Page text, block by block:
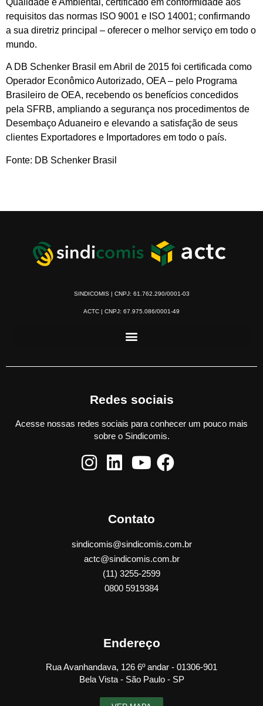
Qualidade e Ambiental, certificado em conformidade aos
requisitos das normas ISO 9001 e ISO 14001; confirmando
a sua diretriz principal – oferecer o melhor serviço em todo o
mundo.
A DB Schenker Brasil em Abril de 2015 foi certificada como
Operador Econômico Autorizado, OEA – pelo Programa
Brasileiro de OEA, recebendo os benefícios concedidos
pela SFRB, ampliando a segurança nos procedimentos de
Desembaço Aduaneiro e elevando a satisfação de seus
clientes Exportadores e Importadores em todo o país.
Fonte: DB Schenker Brasil
SINDICOMIS | CNPJ: 61.762.290/0001-03
ACTC | CNPJ: 67.975.086/0001-49
Redes sociais
Acesse nossas redes sociais para conhecer um pouco mais
sobre o Sindicomis.
Contato
sindicomis@sindicomis.com.br
actc@sindicomis.com.br
(11) 3255-2599
0800 5919384
Endereço
Rua Avanhandava, 126 6º andar - 01306-901
Bela Vista - São Paulo - SP